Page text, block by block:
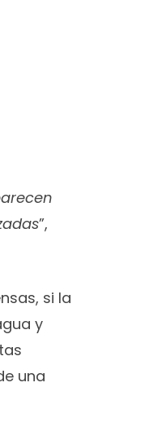
”,
si la
y
una